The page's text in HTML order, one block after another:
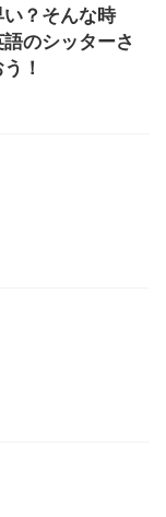
？そんな時
のシッターさ
！